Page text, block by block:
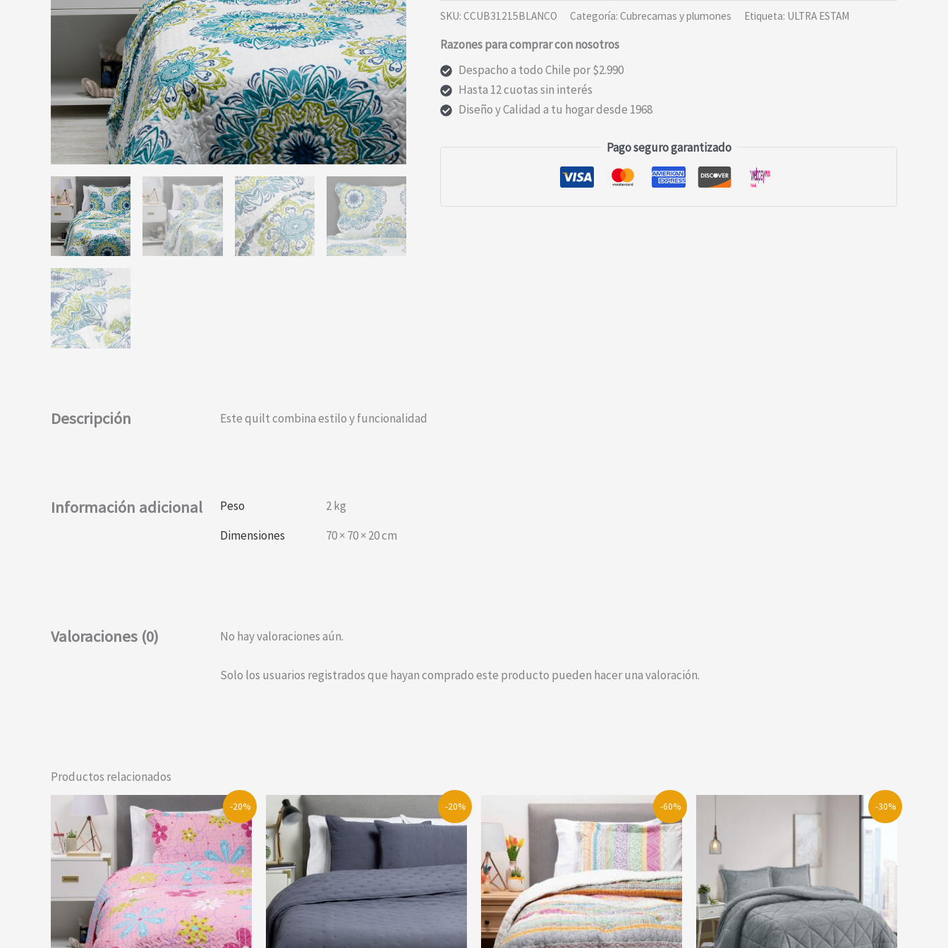
1.5
BLANCO
cantidad
SKU: CCUB31215BLANCO Categoría: Cubrecamas y plumones Etiqueta: ULTRA ESTAM
Razones para comprar con nosotros
Despacho a todo Chile por $2.990
Hasta 12 cuotas sin interés
Diseño y Calidad a tu hogar desde 1968
Pago seguro garantizado
Descripción Este quilt combina estilo y funcionalidad
Información adicional Peso
2 kg
Dimensiones
70 × 70 × 20 cm
Valoraciones (0) No hay valoraciones aún.
Solo los usuarios registrados que hayan comprado este producto pueden hacer una valoración.
Productos relacionados
-20% -20% -60% -30%